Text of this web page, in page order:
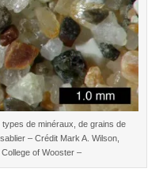
de minéraux, de grains de
– Crédit Mark A. Wilson,
of Wooster –